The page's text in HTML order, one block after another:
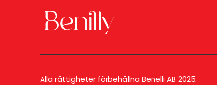
Alla rättigheter förbehållna Benelli AB 2025.